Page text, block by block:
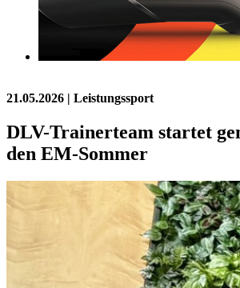
21.05.2026 | Leistungssport
DLV-Trainerteam startet
den EM-Sommer